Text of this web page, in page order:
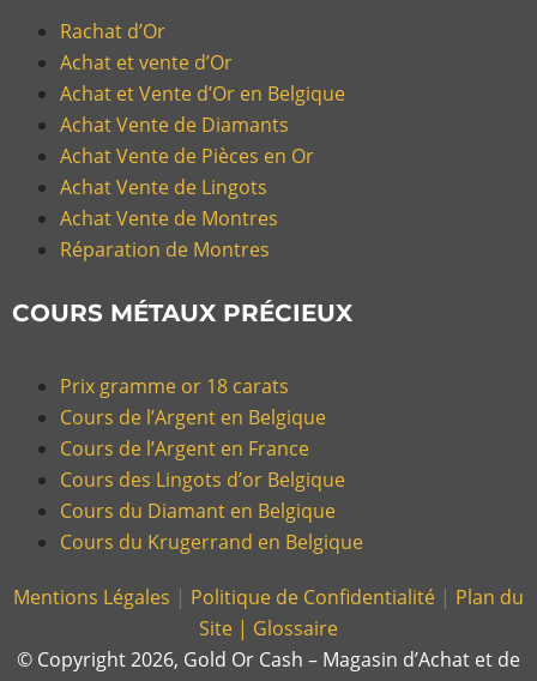
Rachat d’Or
Achat et vente d’Or
Achat et Vente d’Or en Belgique
Achat Vente de Diamants
Achat Vente de Pièces en Or
Achat Vente de Lingots
Achat Vente de Montres
Réparation de Montres
COURS MÉTAUX PRÉCIEUX
Prix gramme or 18 carats
Cours de l’Argent en Belgique
Cours de l’Argent en France
Cours des Lingots d’or Belgique
Cours du Diamant en Belgique
Cours du Krugerrand en Belgique
Mentions Légales | Politique de Confidentialité | Plan du
Site | Glossaire
© Copyright 2026, Gold Or Cash – Magasin d’Achat et de